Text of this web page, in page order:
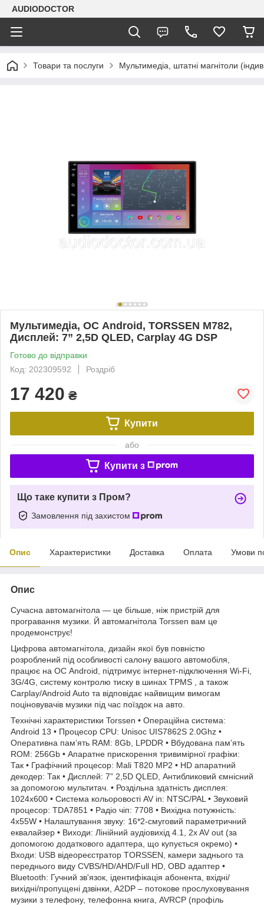
AUDIODOCTOR
Товари та послуги Мультимедіа, штатні магнітоли
Мультимедіа, ОС Android, TORSSEN M782,
Дисплей: 7” 2,5D QLED, Carplay 4G DSP
Готово до відправки
Код: 202309592
Роздріб
17 420 ₴
Купити
або
Купити з
Що таке купити з Пром?
Замовлення під захистом
Опис Характеристики Доставка Оплата Умови
Опис
Сучасна автомагнітола — це більше, ніж пристрій для
програвання музики. Й автомагнітола Torssen вам це
продемонструє!
Цифрова автомагнітола, дизайн якої був повністю
розроблений під особливості салону вашого автомобіля,
працює на ОС Android, підтримує інтернет-підключення Wi-Fi,
3G/4G, систему контролю тиску в шинах TPMS , а також
Carplay/Android Auto та відповідає найвищим вимогам
поціновувачів музики під час поїздок на авто.
Технічні характеристики Torssen • Операційна система:
Android 13 • Процесор CPU: Unisoc UIS7862S 2.0Ghz •
Оперативна пам’ять RAM: 8Gb, LPDDR • Вбудована пам’ять
ROM: 256Gb • Апаратне прискорення тривимірної графіки:
Так • Графічний процесор: Mali T820 MP2 • HD апаратний
декодер: Так • Дисплей: 7” 2,5D QLED, Антибликовий ємнісний
за допомогою мультитач. • Роздільна здатність дисплея:
1024х600 • Система кольоровості AV in: NTSC/PAL • Звуковий
процесор: TDA7851 • Радіо чіп: 7708 • Вихідна потужність:
4х55W • Налаштування звуку: 16*2-смуговий параметричний
еквалайзер • Виходи: Лінійний аудіовихід 4.1, 2x AV out (за
допомогою додаткового адаптера, що купується окремо) •
Входи: USB відеореєстратор TORSSEN, камери заднього та
переднього виду CVBS/HD/AHD/Full HD, OBD адаптер •
Bluetooth: Гучний зв'язок, ідентифікація абонента, вхідні/
вихідні/пропущені дзвінки, A2DP – потокове прослуховування
музики з телефону, телефонна книга, AVRCP (профіль